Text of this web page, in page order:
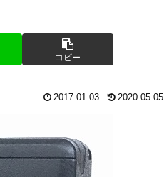
コピー
2017.01.03 2020.05.05